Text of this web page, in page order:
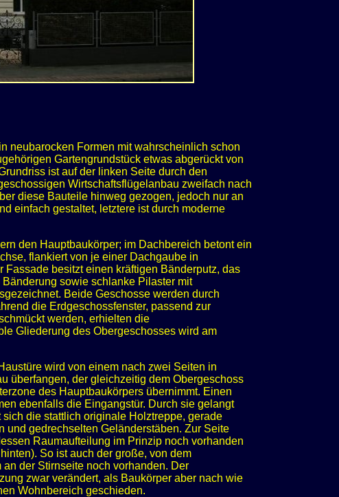
neubarocken Formen mit wahrscheinlich schon
Gartengrundstück etwas abgerückt von
ist auf der linken Seite durch den
Wirtschaftsflügelanbau zweifach nach
diese Bauteile hinweg gezogen, jedoch nur an
einfach gestaltet, letztere ist durch moderne
den Hauptbaukörper; im Dachbereich betont ein
flankiert von je einer Dachgaube in
besitzt einen kräftigen Bänderputz, das
sowie schlanke Pilaster mit
Beide Geschosse werden durch
die Erdgeschossfenster, passend zur
werden, erhielten die
Gliederung des Obergeschosses wird am
wird von einem nach zwei Seiten in
überfangen, der gleichzeitig dem Obergeschoss
des Hauptbaukörpers übernimmt. Einen
ebenfalls die Eingangstür. Durch sie gelangt
die stattlich originale Holztreppe, gerade
und gedrechselten Geländerstäben. Zur Seite
Raumaufteilung im Prinzip noch vorhanden
So ist auch der große, von dem
der Stirnseite noch vorhanden. Der
zwar verändert, als Baukörper aber nach wie
Wohnbereich geschieden.